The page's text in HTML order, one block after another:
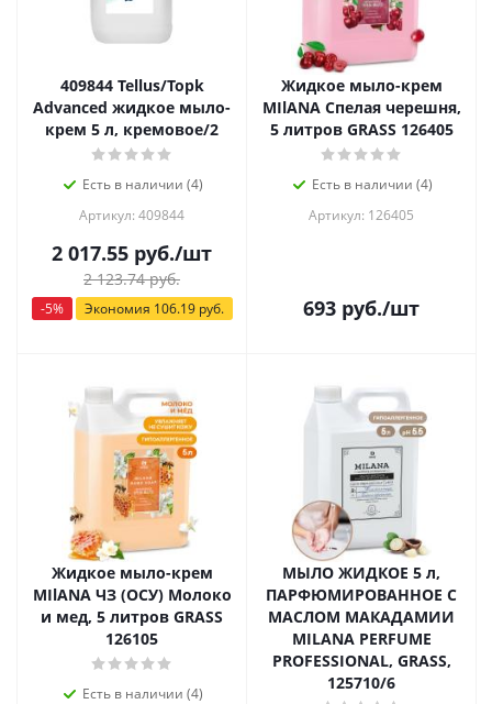
409844 Tellus/Toрk
Advanced жидкое мыло-
крем 5 л, кремовое/2
Есть в наличии (4)
Артикул: 409844
2 017.55 руб./шт
2 123.74руб.
-5% Экономия 106.19руб.
Жидкое мыло-крем
MIlANA Спелая черешня,
5 литров GRASS 126405
Есть в наличии (4)
Артикул: 126405
693 руб./шт
Жидкое мыло-крем
MIlANA ЧЗ (ОСУ) Молоко
и мед, 5 литров GRASS
126105
Есть в наличии (4)
МЫЛО ЖИДКОЕ 5 л,
ПАРФЮМИРОВАННОЕ С
МАСЛОМ МАКАДАМИИ
MILANA PERFUME
PROFESSIONAL, GRASS,
125710/6